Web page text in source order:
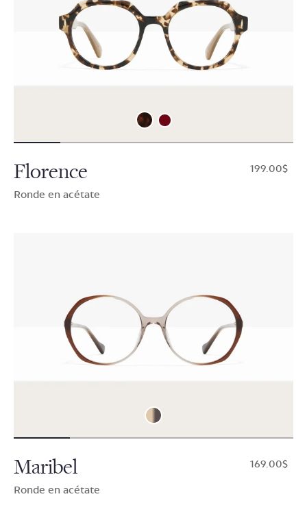
Florence
Ronde en acétate
$199.00
Maribel
Ronde en acétate
$169.00